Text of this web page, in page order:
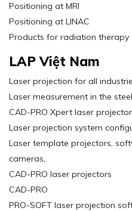
Positioning at MRI
Positioning at LINAC
Products for radiation therapy
LAP Việt Nam
Laser projection for all
Laser measurement in the
CAD-PRO Xpert laser
Laser projection system
Laser template projectors,
cameras,
CAD-PRO laser projectors
CAD-PRO
PRO-SOFT laser projection